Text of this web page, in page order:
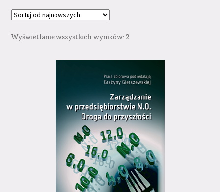
Wyświetlanie wszystkich wyników: 2